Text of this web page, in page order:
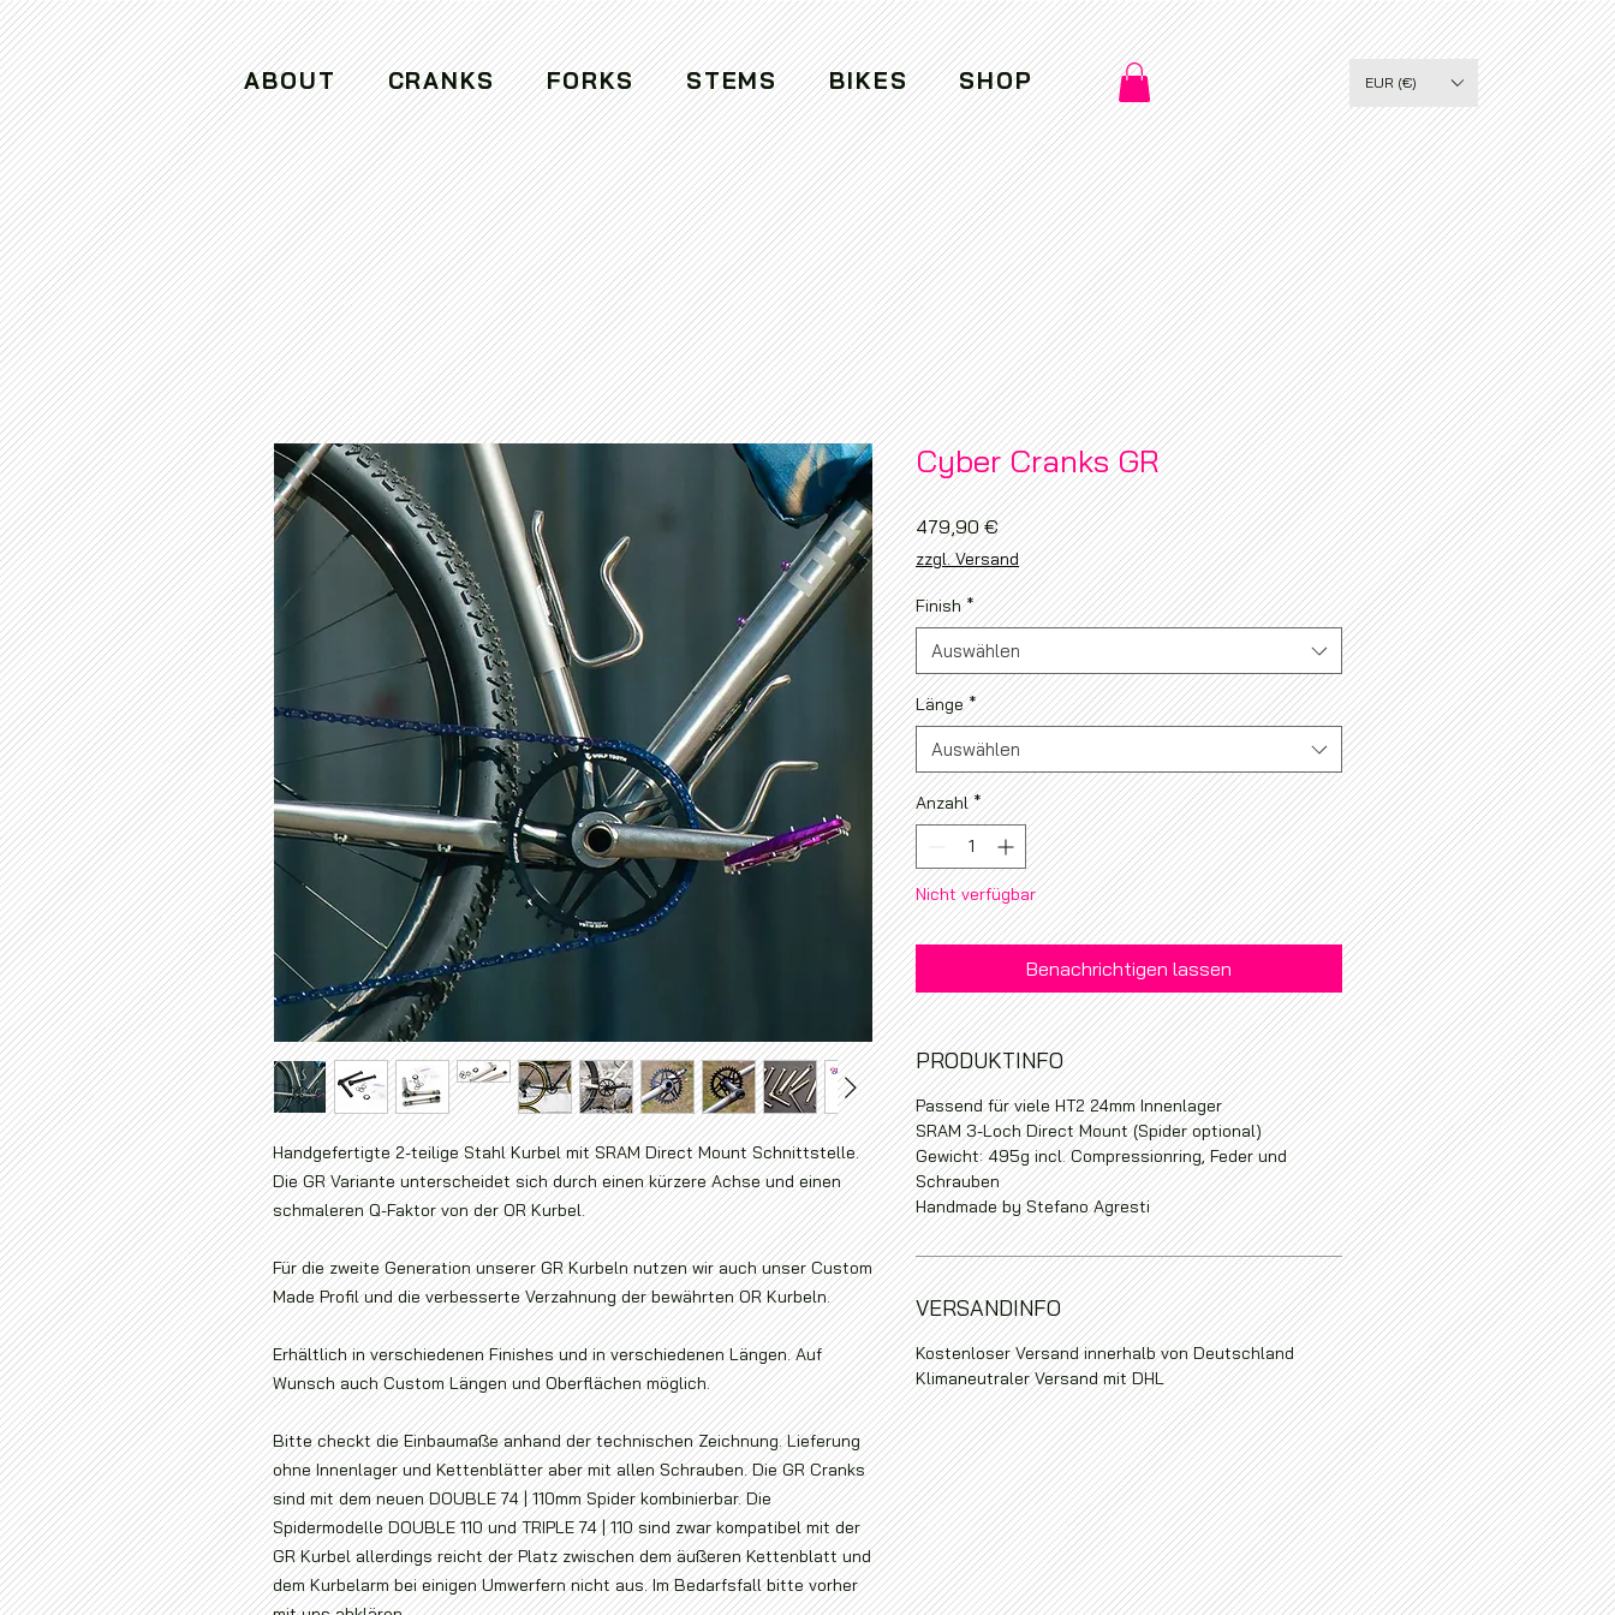
ABOUT CRANKS FORKS STEMS BIKES SHOP EUR (€)
Handgefertigte 2-teilige Stahl Kurbel mit SRAM Direct Mount Schnittstelle.
Die GR Variante unterscheidet sich durch einen kürzere Achse und einen
schmaleren Q-Faktor von der OR Kurbel.
Für die zweite Generation unserer GR Kurbeln nutzen wir auch unser Custom
Made Profil und die verbesserte Verzahnung der bewährten OR Kurbeln.
Erhältlich in verschiedenen Finishes und in verschiedenen Längen. Auf
Wunsch auch Custom Längen und Oberflächen möglich.
Bitte checkt die Einbaumaße anhand der technischen Zeichnung. Lieferung
ohne Innenlager und Kettenblätter aber mit allen Schrauben. Die GR Cranks
sind mit dem neuen DOUBLE 74 | 110mm Spider kombinierbar. Die
Spidermodelle DOUBLE 110 und TRIPLE 74 | 110 sind zwar kompatibel mit der
GR Kurbel allerdings reicht der Platz zwischen dem äußeren Kettenblatt und
dem Kurbelarm bei einigen Umwerfern nicht aus. Im Bedarfsfall bitte vorher
Cyber Cranks GR
479,90 €Preis
zzgl. Versand
Finish *
Auswählen
Länge *
Auswählen
Anzahl *
Nicht verfügbar
Benachrichtigen lassen
PRODUKTINFO
Passend für viele HT2 24mm Innenlager
SRAM 3-Loch Direct Mount (Spider optional)
Gewicht: 495g incl. Compressionring, Feder und
Schrauben
Handmade by Stefano Agresti
VERSANDINFO
Kostenloser Versand innerhalb von Deutschland
Klimaneutraler Versand mit DHL